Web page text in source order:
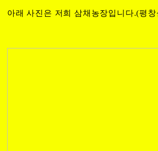
아래 사진은 저희 삼채농장입니다.(평